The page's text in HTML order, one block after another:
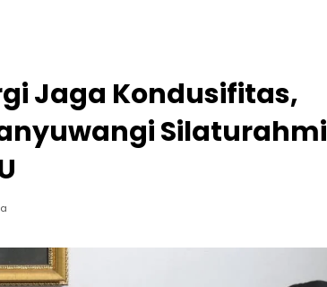
Jaga Kondusifitas,
Silaturahmi